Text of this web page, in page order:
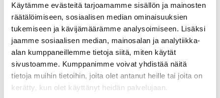
Käytämme evästeitä tarjoamamme sisällön ja mainosten
räätälöimiseen, sosiaalisen median ominaisuuksien
tukemiseen ja kävijämäärämme analysoimiseen. Lisäksi
jaamme sosiaalisen median, mainosalan ja analytiikka-
alan kumppaneillemme tietoja siitä, miten käytät
sivustoamme. Kumppanimme voivat yhdistää näitä
tietoja muihin tietoihin, joita olet antanut heille tai joita on
kerätty, kun olet käyttänyt heidän palvelujaan.
lisävuoteisiin.
TARKISTA SAATAVUUS